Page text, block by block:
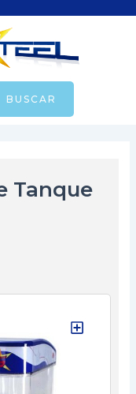
BUSCAR
Tanque